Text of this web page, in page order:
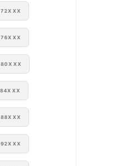
72XXX
76XXX
80XXX
84XXX
88XXX
92XXX